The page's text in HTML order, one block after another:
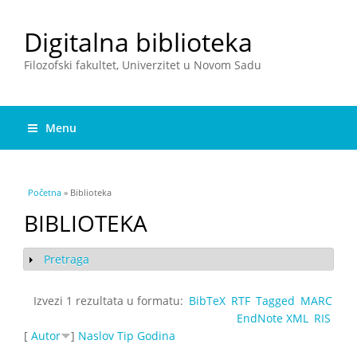
Digitalna biblioteka
Filozofski fakultet, Univerzitet u Novom Sadu
Menu
You are here
Početna » Biblioteka
BIBLIOTEKA
Show
Pretraga
Izvezi 1 rezultata u formatu: BibTeX RTF Tagged MARC
EndNote XML
RIS
[ Autor ] Naslov Tip Godina